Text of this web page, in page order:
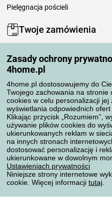
Zasady ochrony
4home.pl
4home.pl dostosowujemy do
Twojego zachowania na stronie
cookies w celu personalizacji jej
wyświetlania odpowiednich ofert
Klikając przycisk „Rozumiem”,
używanie plików cookies do
ukierunkowanych reklam w
na innych stronach
dostosować personalizację i
ukierunkowane w dowolnym
Ustawieniach prywatności
Niniejsze strony internetowe
cookie. Więcej informacji tutaj
Pielęgnacja pościeli
Twoje zamówienia
Moje zamówienia
Reklamacje
Odstąpienie od umowy
Zasady przetwarzania recenzji
Sposoby transportu
Metody płatności